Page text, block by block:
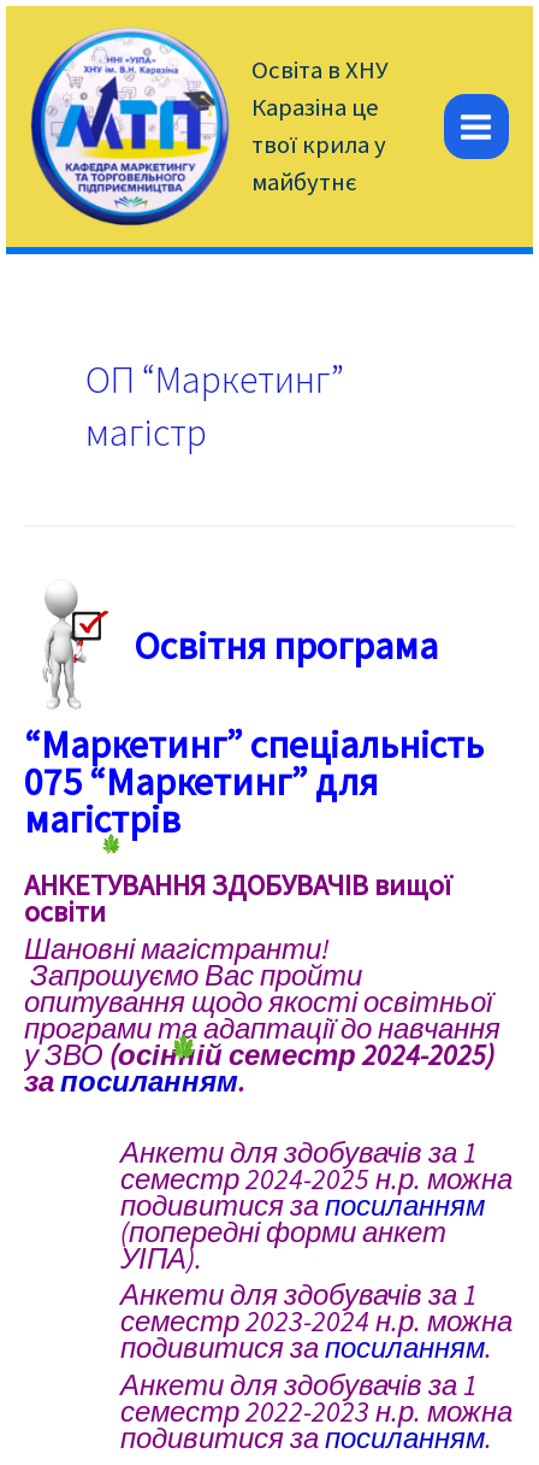
Перейти
вмісту
Освіта в ХНУ
Каразіна це
твої крила у
майбутнє
ОП “Маркетинг”
магістр
Освітня програма
“Маркетинг” спеціальність
075 “Маркетинг” для
магістрів
АНКЕТУВАННЯ ЗДОБУВАЧІВ вищої
освіти
Шановні магістранти!
Запрошуємо Вас пройти
опитування щодо якості освітньої
програми та адаптації до навчання
у ЗВО (осінній семестр 2024-2025)
запосиланням.
Анкети для здобувачів за1
семестр2024-2025 н.р. можна
подивитися запосиланням
(попередні форми анкет
УІПА).
Анкети для здобувачів за1
семестр2023-2024 н.р. можна
подивитися запосиланням.
Анкети для здобувачів за1
семестр2022-2023 н.р. можна
подивитися запосиланням.